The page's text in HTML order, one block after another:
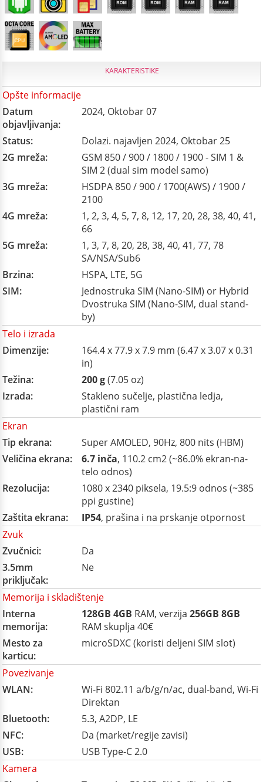
KARAKTERISTIKE
Opšte informacije
Datum
objavljivanja:
2024, Oktobar 07
Status:
Dolazi. najavljen 2024, Oktobar 25
2G mreža:
GSM 850 / 900 / 1800 / 1900 - SIM 1 &
SIM 2 (dual sim model samo)
3G mreža:
HSDPA 850 / 900 / 1700(AWS) / 1900 /
2100
4G mreža:
1, 2, 3, 4, 5, 7, 8, 12, 17, 20, 28, 38, 40, 41,
66
5G mreža:
1, 3, 7, 8, 20, 28, 38, 40, 41, 77, 78
SA/NSA/Sub6
Brzina:
HSPA, LTE, 5G
SIM:
Jednostruka SIM (Nano-SIM) or Hybrid
Dvostruka SIM (Nano-SIM, dual stand-
by)
Telo i izrada
Dimenzije:
164.4 x 77.9 x 7.9 mm (6.47 x 3.07 x 0.31
in)
Težina:
200 g(7.05 oz)
Izrada:
Stakleno sučelje, plastična ledja,
plastični ram
Ekran
Tip ekrana:
Super AMOLED, 90Hz, 800 nits (HBM)
Veličina ekrana:
6.7 inča, 110.2 cm2 (~86.0% ekran-na-
telo odnos)
Rezolucija:
1080 x 2340 piksela, 19.5:9 odnos (~385
ppi gustine)
Zaštita ekrana:
IP54, prašina i na prskanje otpornost
Zvuk
Zvučnici:
Da
3.5mm
priključak:
Ne
Memorija i skladištenje
Interna
memorija:
128GB 4GB RAM, verzija 256GB 8GB
RAM skuplja 40€
Mesto za
karticu:
microSDXC (koristi deljeni SIM slot)
Povezivanje
WLAN:
Wi-Fi 802.11 a/b/g/n/ac, dual-band, Wi-Fi
Direktan
Bluetooth:
5.3, A2DP, LE
NFC:
Da (market/regije zavisi)
USB:
USB Type-C 2.0
Kamera